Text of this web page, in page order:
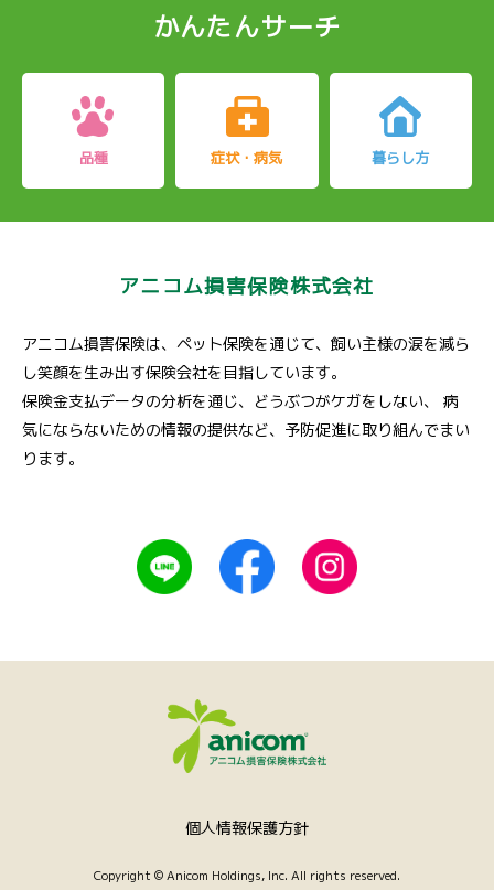
かんたんサーチ
品種 症状・病気 暮らし方
アニコム損害保険株式会社
アニコム損害保険は、ペット保険を通じて、飼い主様の涙を減ら
し笑顔を生み出す保険会社を目指しています。
保険金支払データの分析を通じ、どうぶつがケガをしない、 病
気にならないための情報の提供など、予防促進に取り組んでまい
ります。
フ
ッ
個人情報保護方針
Copyright © Anicom Holdings, Inc. All rights reserved.